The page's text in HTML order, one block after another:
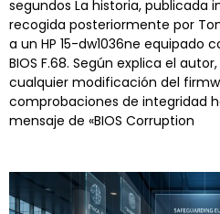
segundos La historia, publicada
recogida posteriormente por
a un HP 15-dw1036ne equipado
BIOS F.68. Según explica el
cualquier modificación del
comprobaciones de integridad
mensaje de «BIOS Corruption